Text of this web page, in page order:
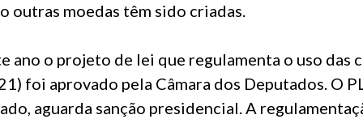
outras moedas têm sido criadas.
ano o projeto de lei que regulamenta o uso das
) foi aprovado pela Câmara dos Deputados. O
aguarda sanção presidencial.A